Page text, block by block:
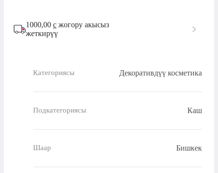
1000,00 с жогору акысыз
жеткирүү
Категориясы Декоративдүү косметика
Подкатегориясы Каш
Шаар Бишкек